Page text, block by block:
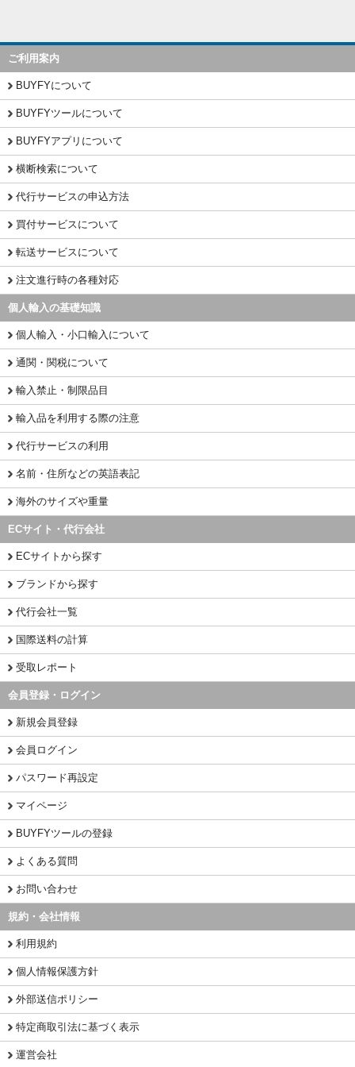
ご利用案内
BUYFYについて
BUYFYツールについて
BUYFYアプリについて
横断検索について
代行サービスの申込方法
買付サービスについて
転送サービスについて
注文進行時の各種対応
個人輸入の基礎知識
個人輸入・小口輸入について
通関・関税について
輸入禁止・制限品目
輸入品を利用する際の注意
代行サービスの利用
名前・住所などの英語表記
海外のサイズや重量
ECサイト・代行会社
ECサイトから探す
ブランドから探す
代行会社一覧
国際送料の計算
受取レポート
会員登録・ログイン
新規会員登録
会員ログイン
パスワード再設定
マイページ
BUYFYツールの登録
よくある質問
お問い合わせ
規約・会社情報
利用規約
個人情報保護方針
外部送信ポリシー
特定商取引法に基づく表示
運営会社